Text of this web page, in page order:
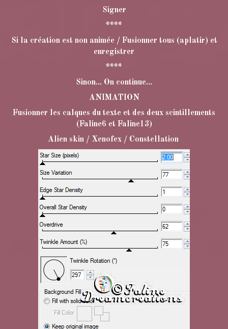
Signer
****
Si la création est non animée / Fusionner tous (aplatir) et
enregistrer
****
Sinon... On continue...
ANIMATION
Fusionner les calques du texte et des deux scintillements
(Faline6 et Faline13)
Alien skin / Xenofex / Constellation